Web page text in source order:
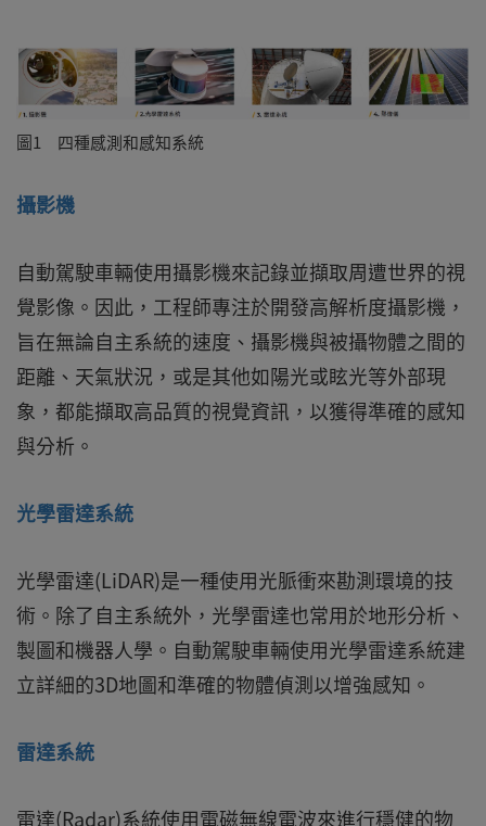
圖1 四種感測和感知系統
攝影機
自動駕駛車輛使用攝影機來記錄並擷取周遭世界的視
覺影像。因此，工程師專注於開發高解析度攝影機，
旨在無論自主系統的速度、攝影機與被攝物體之間的
距離、天氣狀況，或是其他如陽光或眩光等外部現
象，都能擷取高品質的視覺資訊，以獲得準確的感知
與分析。
光學雷達系統
光學雷達(LiDAR)是一種使用光脈衝來勘測環境的技
術。除了自主系統外，光學雷達也常用於地形分析、
製圖和機器人學。自動駕駛車輛使用光學雷達系統建
立詳細的3D地圖和準確的物體偵測以增強感知。
雷達系統
雷達(Radar)系統使用電磁無線電波來進行穩健的物